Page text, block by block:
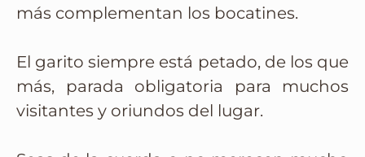
más complementan los bocatines.
El garito siempre está petado, de los que
más, parada obligatoria para muchos
visitantes y oriundos del lugar.